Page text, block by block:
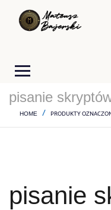
pisanie
HOME PRODUKTY
pisanie